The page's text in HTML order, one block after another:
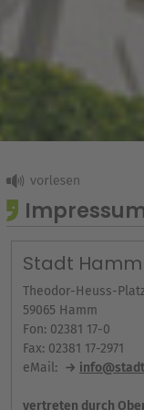
Stadt Hamm
Theodor-Heuss-
59065 Hamm
Fon: 02381 17-0
Fax: 02381 17-2971
eMail:
vertreten durch